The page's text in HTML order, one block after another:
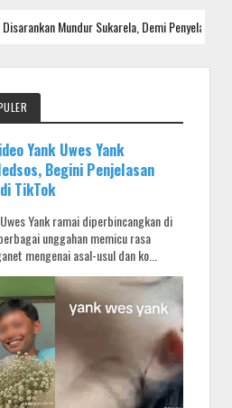
Sukarela, Demi Penyelamatan...
Yank Uwes Yank
Begini Penjelasan
TikTok
Yank ramai diperbincangkan di
unggahan memicu rasa
mengenai asal-usul dan ko...